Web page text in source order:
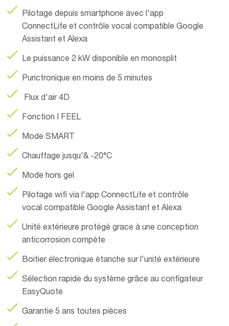
Pilotage depuis smartphone avec l'app
ConnectLife et contrôle vocal compatible Google
Assistant et Alexa
Le puissance 2 kW disponible en monosplit
Purictronique en moins de 5 minutes
Flux d'air 4D
Fonction I FEEL
Mode SMART
Chauffage jusqu'& -20°C
Mode hors gel
Pilotage wifi via l'app ConnectLife et contrôle
vocal compatible Google Assistant et Alexa
Unité extérieure protégé grace à une conception
anticorrosion compète
Boitier électronique étanche sur l'unité extérieure
Sélection rapide du système grâce au configateur
EasyQuote
Garantie 5 ans toutes pièces